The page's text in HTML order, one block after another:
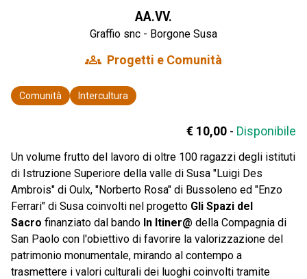
AA.VV.
Graffio snc - Borgone Susa
groups Progetti e Comunità
Comunità Intercultura
€ 10,00 - Disponibile
Un volume frutto del lavoro di oltre 100 ragazzi degli istituti
di Istruzione Superiore della valle di Susa "Luigi Des
Ambrois" di Oulx, "Norberto Rosa" di Bussoleno ed "Enzo
Ferrari" di Susa coinvolti nel progetto Gli Spazi del
Sacro finanziato dal bando In Itiner@ della Compagnia di
San Paolo con l'obiettivo di favorire la valorizzazione del
patrimonio monumentale, mirando al contempo a
trasmettere i valori culturali dei luoghi coinvolti tramite